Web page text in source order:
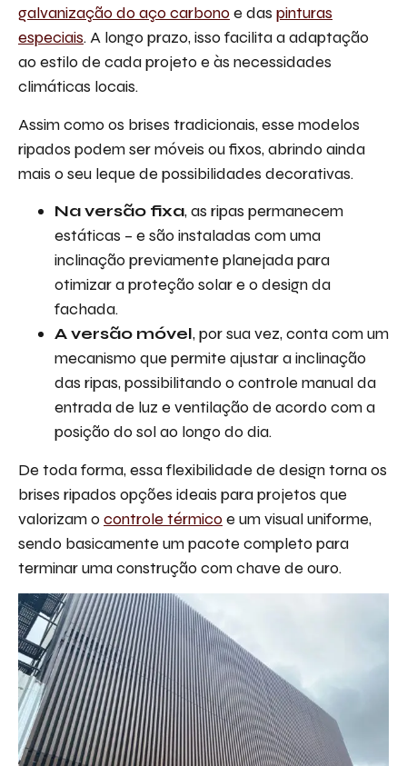
galvanização do aço carbonoe das pinturas
especiais. A longo prazo, isso facilita a adaptação
ao estilo de cada projeto e às necessidades
climáticas locais.
Assim como os brises tradicionais, esse modelos
ripados podem ser móveis ou fixos, abrindo ainda
mais o seu leque de possibilidades decorativas.
Na versão fixa, as ripas permanecem
estáticas – e são instaladas com uma
inclinação previamente planejada para
otimizar a proteção solar e o design da
fachada.
A versão móvel, por sua vez, conta com um
mecanismo que permite ajustar a inclinação
das ripas, possibilitando o controle manual da
entrada de luz e ventilação de acordo com a
posição do sol ao longo do dia.
De toda forma, essa flexibilidade de design torna os
brises ripados opções ideais para projetos que
valorizam o controle térmicoe um visual uniforme,
sendo basicamente um pacote completo para
terminar uma construção com chave de ouro.